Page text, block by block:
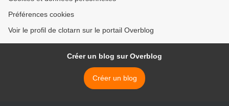
Préférences cookies
Voir le profil de clotarn sur le portail Overblog
Créer un blog sur Overblog
Créer un blog